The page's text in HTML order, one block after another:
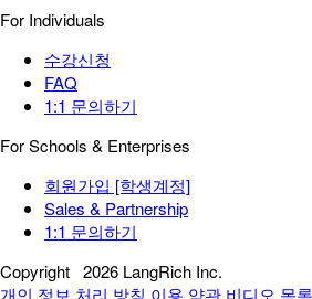
For Individuals
수강신청
FAQ
1:1 문의하기
For Schools & Enterprises
회원가입 [학생계정]
Sales & Partnership
1:1 문의하기
Copyright 2026 LangRich Inc.